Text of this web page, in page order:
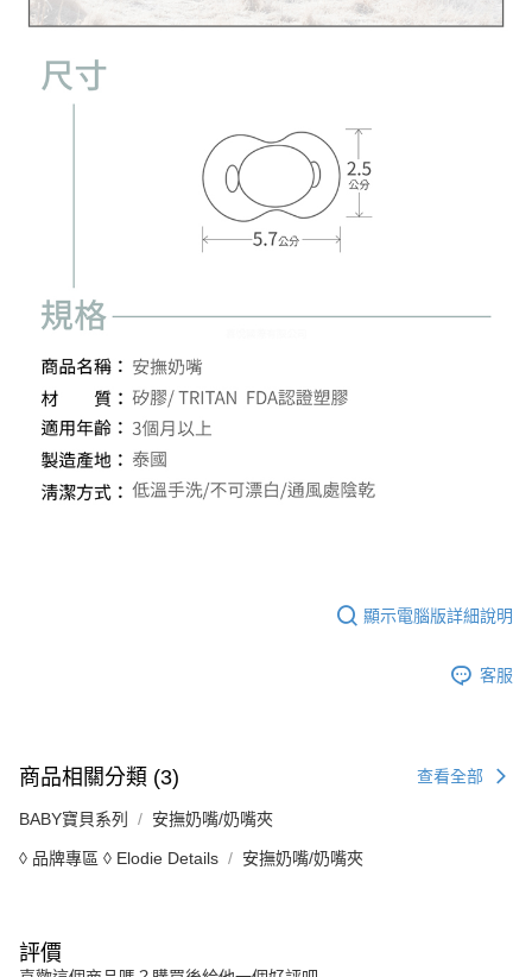
顯示電腦版詳細說明
客服
商品相關分類 (3) 查看全部
BABY寶貝系列 安撫奶嘴/奶嘴夾
◊ 品牌專區 ◊ Elodie Details 安撫奶嘴/奶嘴夾
評價